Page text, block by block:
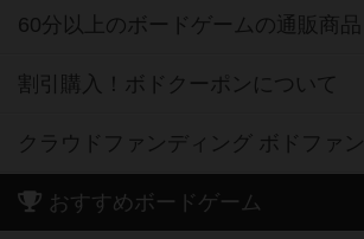
60分以上のボードゲームの通販商品
割引購入！ボドクーポンについて
クラウドファンディング ボドファン
おすすめボードゲーム